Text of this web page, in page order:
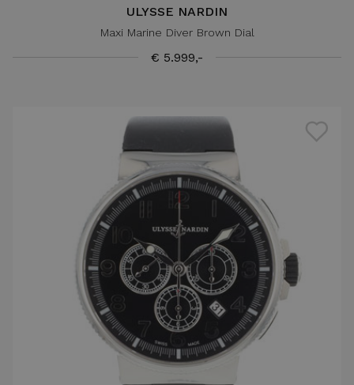
ULYSSE NARDIN
Maxi Marine Diver Brown Dial
€ 5.999,-